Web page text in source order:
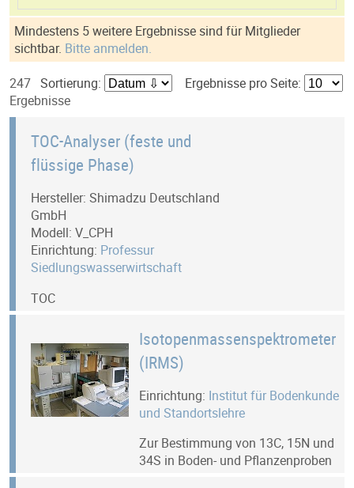
Mindestens 5 weitere Ergebnisse sind für Mitglieder
sichtbar. Bitte anmelden.
Ergebnisse pro Seite:
Sortierung:
247
Ergebnisse
TOC-Analyser (feste und
flüssige Phase)
Hersteller: Shimadzu Deutschland
GmbH
Modell: V_CPH
Einrichtung: Professur
Siedlungswasserwirtschaft
TOC
Isotopenmassenspektrometer
(IRMS)
Einrichtung: Institut für Bodenkunde
und Standortslehre
Zur Bestimmung von 13C, 15N und
34S in Boden- und Pflanzenproben